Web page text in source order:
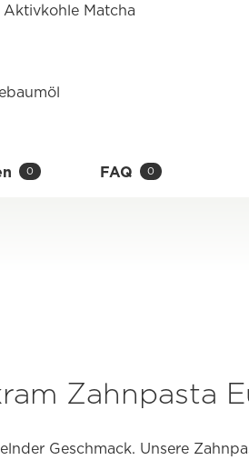
Matcha
0 FAQ 0
Zahnpasta
Geschmack. Unsere